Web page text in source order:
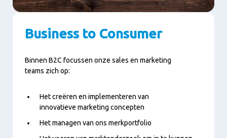
Business to Consumer
Binnen B2C focussen onze sales en marketing
teams zich op:
Het creëren en implementeren van
innovatieve marketing concepten
Het managen van ons merkportfolio